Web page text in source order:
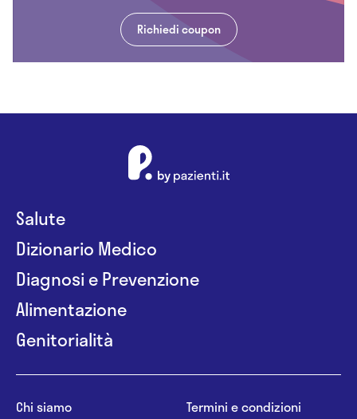
Richiedi coupon
Salute
Dizionario Medico
Diagnosi e Prevenzione
Alimentazione
Genitorialità
Chi siamo
Termini e condizioni